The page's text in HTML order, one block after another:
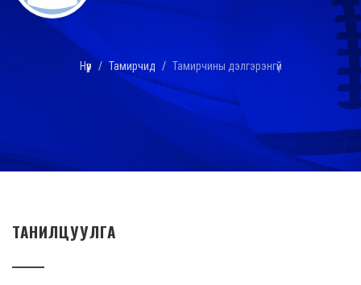
Нүүр Тамирчид Тамирчины дэлгэрэнгүй
ТАНИЛЦУУЛГА